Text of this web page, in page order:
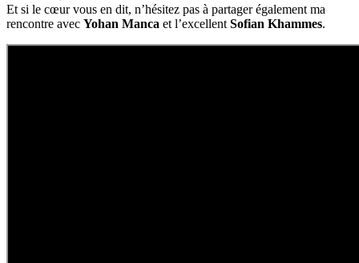
Et si le cœur vous en dit, n’hésitez pas à partager également ma
rencontre avec Yohan Manca et l’excellent Sofian Khammes.